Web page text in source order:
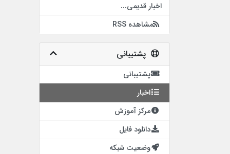
اخبار قدیمی...
مشاهده RSS
پشتیبانی
پشتیبانی
اخبار
مرکز آموزش
دانلود فایل
وضعیت شبکه